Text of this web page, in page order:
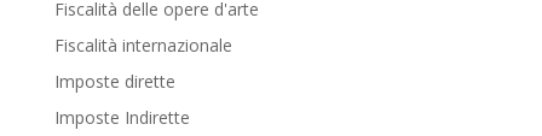
Fiscalità delle opere d'arte
Fiscalità internazionale
Imposte dirette
Imposte Indirette